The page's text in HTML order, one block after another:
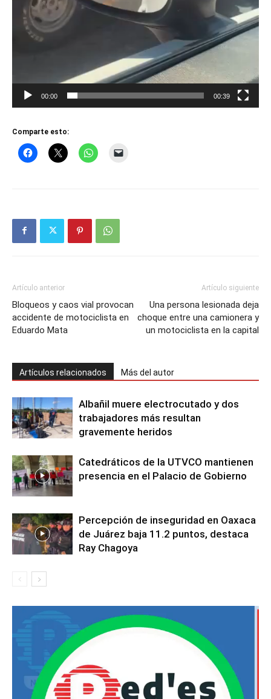
00:00 00:39
Comparte esto:
Artículo anterior
Bloqueos y caos vial provocan
accidente de motociclista en
Eduardo Mata
Artículo siguiente
Una persona lesionada deja
choque entre una camionera y
un motociclista en la capital
Artículos relacionados Más del autor
Albañil muere electrocutado y dos
trabajadores más resultan
gravemente heridos
Catedráticos de la UTVCO mantienen
presencia en el Palacio de Gobierno
Percepción de inseguridad en Oaxaca
de Juárez baja 11.2 puntos, destaca
Ray Chagoya